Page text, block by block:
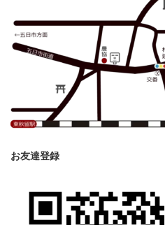
お友達登録